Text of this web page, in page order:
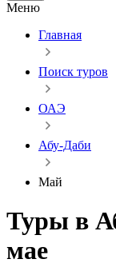
Меню
Главная
Поиск туров
ОАЭ
Абу-Даби
Май
Туры в
мае